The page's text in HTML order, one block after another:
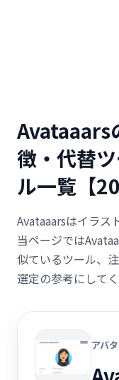
Avataaars
徴・代替
ル一覧【
Avataaarsはイラス
当ページでは
似ているツール、
選定の参考にしてく
アバ